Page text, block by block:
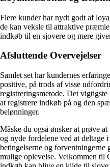
Flere kunder har nydt godt af
de kan veksle til attraktive
indkøb til en sjovere og mere
Afsluttende Overvejelser
Samlet set har kundernes
positive, på trods af visse
registreringsmetode. Det
at registrere indkøb på og den
belønninger.
Måske du også ønsker at prøve
og nyde fordelene ved at deltage
betingelserne og forventningerne
mulige oplevelse. Velkommen